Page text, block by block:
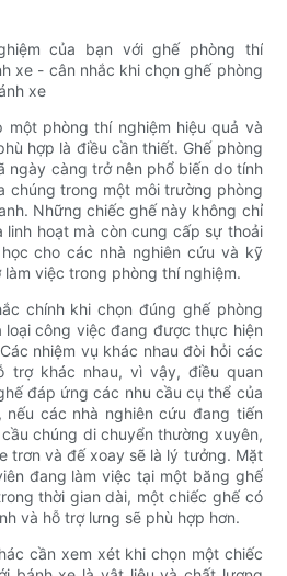
của bạn với ghế phòng thí
xe - cân nhắc khi chọn ghế phòng
xe
một phòng thí nghiệm hiệu quả và
hợp là điều cần thiết. Ghế phòng
ngày càng trở nên phổ biến do tính
chúng trong một môi trường phòng
Những chiếc ghế này không chỉ
hoạt mà còn cung cấp sự thoải
cho các nhà nghiên cứu và kỹ
việc trong phòng thí nghiệm.
chính khi chọn đúng ghế phòng
loại công việc đang được thực hiện
nhiệm vụ khác nhau đòi hỏi các
trợ khác nhau, vì vậy, điều quan
đáp ứng các nhu cầu cụ thể của
nếu các nhà nghiên cứu đang tiến
chúng di chuyển thường xuyên,
trơn và đế xoay sẽ là lý tưởng. Mặt
đang làm việc tại một băng ghế
thời gian dài, một chiếc ghế có
và hỗ trợ lưng sẽ phù hợp hơn.
cần xem xét khi chọn một chiếc